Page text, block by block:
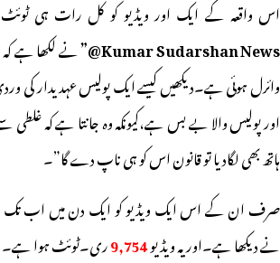
اس واقعہ کے ایک اور ویڈیو کو کل رات ہی
Kumar Sudarshan News@”
نے لکھا ہے کہ
وائرل ہوئی ہے۔دیکھیں کیسے ایک پولیس عہدیدار کی
اور پولیس والا بے بس ہے،کیونکہ وہ جانتا ہے کہ
ہاتھ بھی لگادیا تو قانون اس کو ہی ناپ دے گا”۔
صرف ان کے اس ایک ویڈیو کو ایک دن میں اب تک
نے دیکھا ہے۔اور یہ ویڈیو9,754ری۔ٹوئٹ ہوا ہے۔